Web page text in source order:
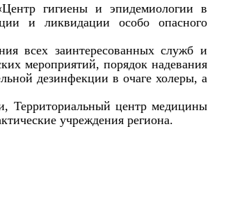
гигиены и эпидемиологии в
и ликвидации особо опасного
всех заинтересованных служб и
мероприятий, порядок надевания
дезинфекции в очаге холеры, а
Территориальный центр медицины
учреждения региона.